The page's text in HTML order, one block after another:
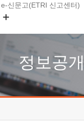
e-신문고(ETRI 신고센터)
청렴포털 신고
고객의소리
수의계약 현황
부패징계 현황
감사결과공개
정보공개